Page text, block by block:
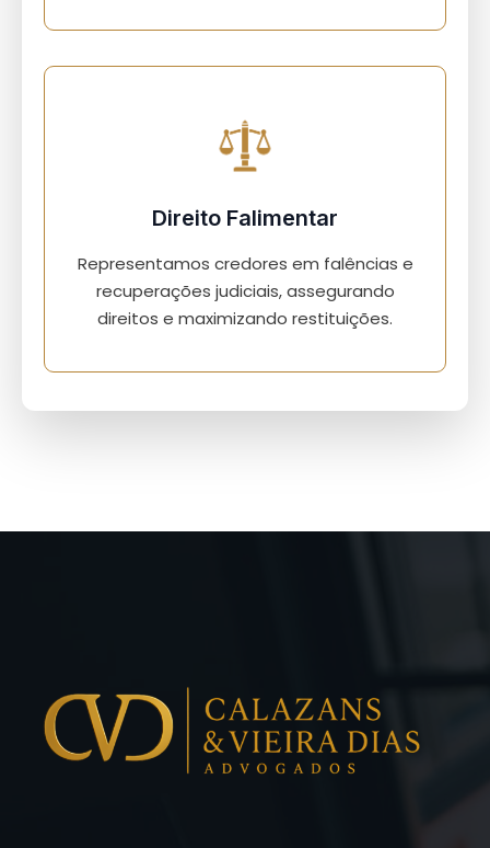
Direito Falimentar
Representamos credores em falências e
recuperações judiciais, assegurando
direitos e maximizando restituições.